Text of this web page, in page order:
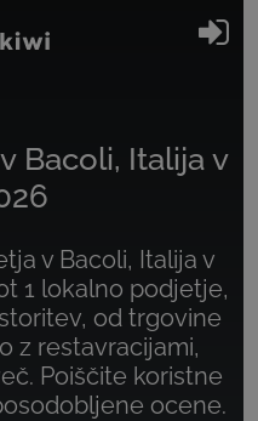
Bacoli, Italija v
v Bacoli, Italija v
1 lokalno podjetje,
od trgovine
z restavracijami,
Poiščite koristne
ocene.